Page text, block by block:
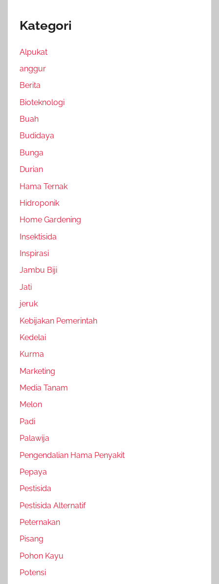
Kategori
Alpukat
anggur
Berita
Bioteknologi
Buah
Budidaya
Bunga
Durian
Hama Ternak
Hidroponik
Home Gardening
Insektisida
Inspirasi
Jambu Biji
Jati
jeruk
Kebijakan Pemerintah
Kedelai
Kurma
Marketing
Media Tanam
Melon
Padi
Palawija
Pengendalian Hama Penyakit
Pepaya
Pestisida
Pestisida Alternatif
Peternakan
Pisang
Pohon Kayu
Potensi